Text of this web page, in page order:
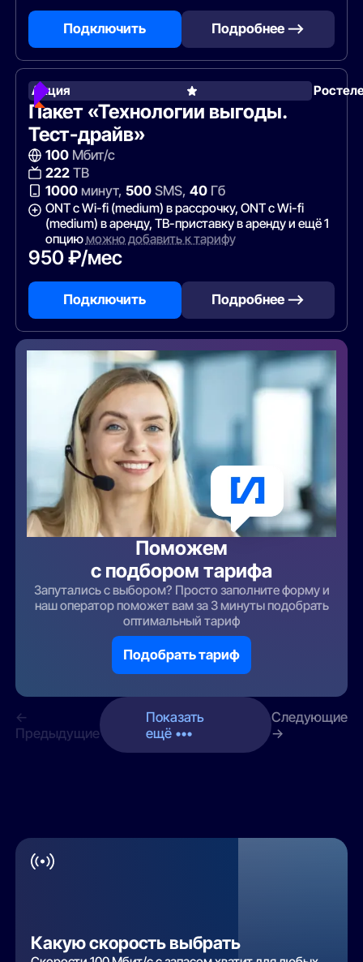
Подключить Подробнее —>
Акция
Пакет «Технологии выгоды.
Тест-драйв»
100Мбит/с
222ТВ
1000минут, 500SMS, 40Гб
ONT c Wi-fi (medium) в рассрочку, ONT c Wi-fi
(medium) в аренду, ТВ-приставку в аренду и ещё 1
опциюможно добавить к тарифу
950 ₽/мес
Подключить Подробнее —>
Поможем
с подбором тарифа
Запутались с выбором? Просто заполните форму и
наш оператор поможет вам за 3 минуты подобрать
оптимальный тариф
Подобрать тариф
←
Предыдущие
Показать
ещё •••
Следующие
→
Какую скорость выбрать